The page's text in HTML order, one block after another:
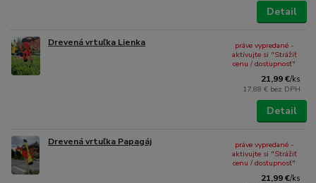
Detail
Drevená vrtuľka Lienka
21,99 €/ks
17,88 € bez DPH
práve vypredané -
aktivujte si "Strážiť
cenu / dostupnosť"
Detail
Drevená vrtuľka Papagáj
21,99 €/ks
práve vypredané -
aktivujte si "Strážiť
cenu / dostupnosť"